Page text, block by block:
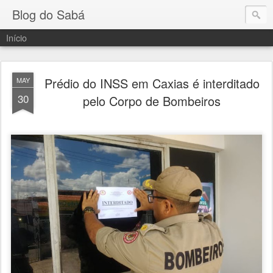
Blog do Sabá
Início
MAY
30
Prédio do INSS em Caxias é interditado
pelo Corpo de Bombeiros